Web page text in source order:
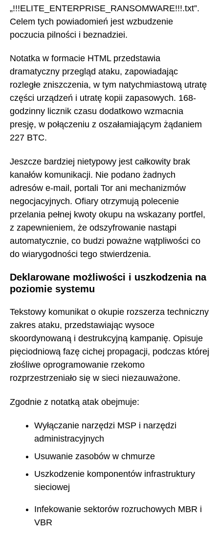
„!!!ELITE_ENTERPRISE_RANSOMWARE!!!.txt”.
Celem tych powiadomień jest wzbudzenie
poczucia pilności i beznadziei.
Notatka w formacie HTML przedstawia
dramatyczny przegląd ataku, zapowiadając
rozległe zniszczenia, w tym natychmiastową utratę
części urządzeń i utratę kopii zapasowych. 168-
godzinny licznik czasu dodatkowo wzmacnia
presję, w połączeniu z oszałamiającym żądaniem
227 BTC.
Jeszcze bardziej nietypowy jest całkowity brak
kanałów komunikacji. Nie podano żadnych
adresów e-mail, portali Tor ani mechanizmów
negocjacyjnych. Ofiary otrzymują polecenie
przelania pełnej kwoty okupu na wskazany portfel,
z zapewnieniem, że odszyfrowanie nastąpi
automatycznie, co budzi poważne wątpliwości co
do wiarygodności tego stwierdzenia.
Deklarowane możliwości i uszkodzenia na
poziomie systemu
Tekstowy komunikat o okupie rozszerza techniczny
zakres ataku, przedstawiając wysoce
skoordynowaną i destrukcyjną kampanię. Opisuje
pięciodniową fazę cichej propagacji, podczas której
złośliwe oprogramowanie rzekomo
rozprzestrzeniało się w sieci niezauważone.
Zgodnie z notatką atak obejmuje:
Wyłączanie narzędzi MSP i narzędzi
administracyjnych
Usuwanie zasobów w chmurze
Uszkodzenie komponentów infrastruktury
sieciowej
Infekowanie sektorów rozruchowych MBR i
VBR